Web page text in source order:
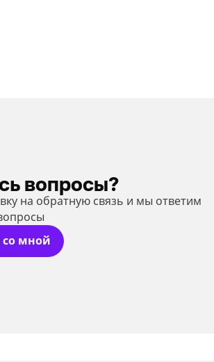
вопросы?
на обратную связь и мы ответим
со мной